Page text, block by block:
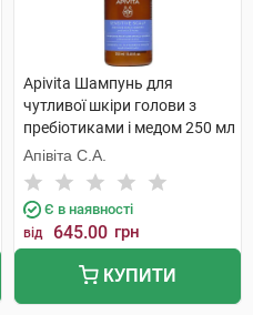
Apivita Шампунь для
чутливої шкіри голови з
пребіотиками і медом 250 мл
1 флакон
Апівіта С.А.
Є в наявності
від 645.00 грн
КУПИТИ